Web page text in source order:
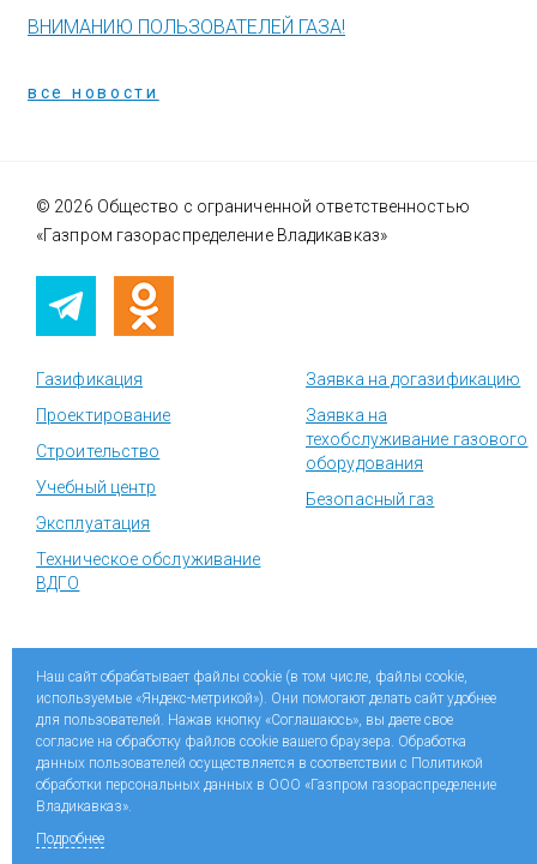
ВНИМАНИЮ ПОЛЬЗОВАТЕЛЕЙ ГАЗА!
все новости
© 2026 Общество с ограниченной ответственностью
«Газпром газораспределение Владикавказ»
Газификация
Проектирование
Строительство
Учебный центр
Эксплуатация
Техническое обслуживание
ВДГО
Заявка на догазификацию
Заявка на
техобслуживание газового
оборудования
Безопасный газ
Социальные сети «Газпром межрегионгаз»
Разработка сайтаWeb Robot
Наш сайт обрабатывает файлы cookie (в том числе, файлы cookie,
используемые «Яндекс-метрикой»). Они помогают делать сайт удобнее
для пользователей. Нажав кнопку «Соглашаюсь», вы даете свое
согласие на обработку файлов cookie вашего браузера. Обработка
данных пользователей осуществляется в соответствии с Политикой
обработки персональных данных в ООО «Газпром газораспределение
Владикавказ».
Подробнее